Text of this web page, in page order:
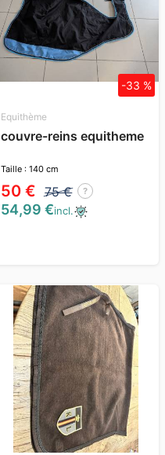
Equithème
couvre-reins equitheme
Taille : 140 cm
50 € 75 € ?
-33 %
54,99 €incl.